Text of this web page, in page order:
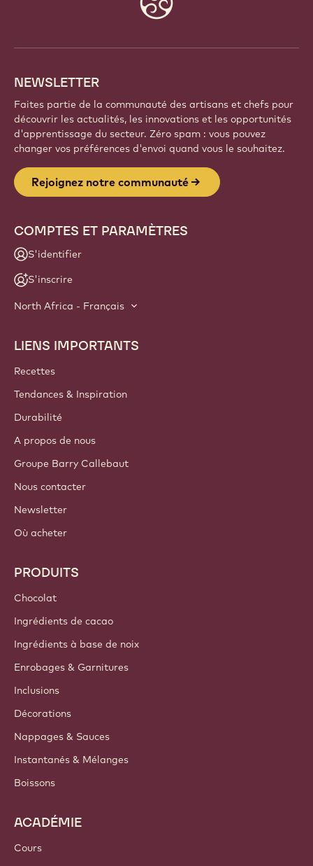
NEWSLETTER
Faites partie de la communauté des artisans et chefs pour
découvrir les actualités, les innovations et les opportunités
d'apprentissage du secteur. Zéro spam : vous pouvez
changer vos préférences d'envoi quand vous le souhaitez.
Rejoignez notre communauté
COMPTES ET PARAMÈTRES
S'identifier
S'inscrire
North Africa - Français
Footer
Callebaut
LIENS IMPORTANTS
Recettes
Tendances & Inspiration
Durabilité
A propos de nous
Groupe Barry Callebaut
Nous contacter
Newsletter
Où acheter
PRODUITS
Chocolat
Ingrédients de cacao
Ingrédients à base de noix
Enrobages & Garnitures
Inclusions
Décorations
Nappages & Sauces
Instantanés & Mélanges
Boissons
ACADÉMIE
Cours